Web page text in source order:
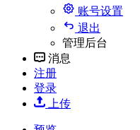
账号设置
退出
管理后台
消息
注册
登录
上传